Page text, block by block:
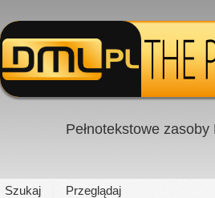
Pełnotekstowe
Szukaj Przeglądaj